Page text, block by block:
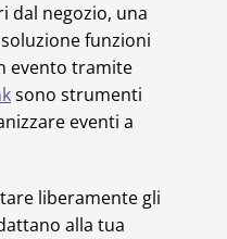
dal negozio, una
funzioni
evento tramite
sono strumenti
eventi a
liberamente gli
alla tua